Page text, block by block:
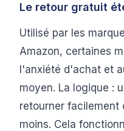
Le retour gratuit
Utilisé par les
Amazon, certaines
l'anxiété d'achat et
moyen. La logique :
retourner facilement
moins. Cela